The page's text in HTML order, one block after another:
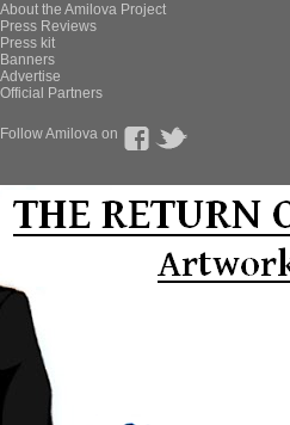
About the Amilova Project
Press Reviews
Press kit
Banners
Advertise
Official Partners
Follow Amilova on